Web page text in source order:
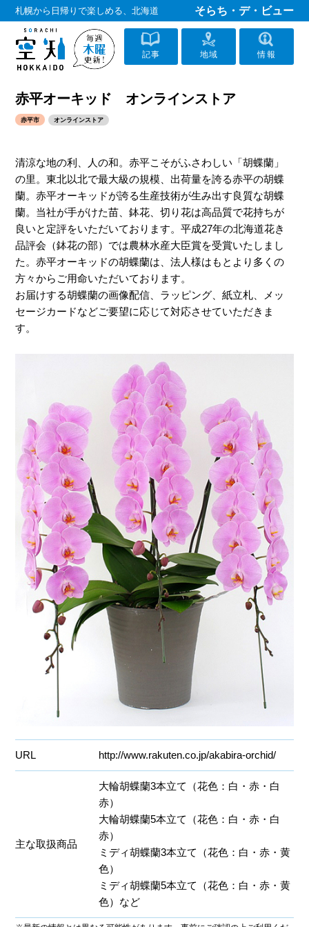
札幌から日帰りで楽しめる、北海道 そらち・デ・ビュー
記事 地域 情報
赤平オーキッド オンラインストア
赤平市 オンラインストア
清涼な地の利、人の和。赤平こそがふさわしい「胡蝶蘭」
の里。東北以北で最大級の規模、出荷量を誇る赤平の胡蝶
蘭。赤平オーキッドが誇る生産技術が生み出す良質な胡蝶
蘭。当社が手がけた苗、鉢花、切り花は高品質で花持ちが
良いと定評をいただいております。平成27年の北海道花き
品評会（鉢花の部）では農林水産大臣賞を受賞いたしまし
た。赤平オーキッドの胡蝶蘭は、法人様はもとより多くの
方々からご用命いただいております。
お届けする胡蝶蘭の画像配信、ラッピング、紙立札、メッ
セージカードなどご要望に応じて対応させていただきま
す。
URL http://www.rakuten.co.jp/akabira-orchid/
主な取扱商品
大輪胡蝶蘭3本立て（花色：白・赤・白
赤）
大輪胡蝶蘭5本立て（花色：白・赤・白
赤）
ミディ胡蝶蘭3本立て（花色：白・赤・黄
色）
ミディ胡蝶蘭5本立て（花色：白・赤・黄
色）など